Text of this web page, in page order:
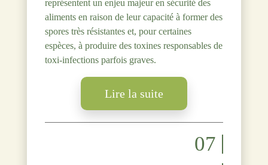
représentent un enjeu majeur en sécurité des
aliments en raison de leur capacité à former des
spores très résistantes et, pour certaines
espèces, à produire des toxines responsables de
toxi-infections parfois graves.
Lire la suite
07